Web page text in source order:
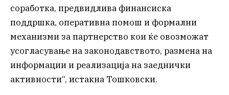
соработка, предвидлива финансиска
поддршка, оперативна помош и формални
механизми за партнерство кои ќе овозможат
усогласување на законодавството, размена на
информации и реализација на заеднички
активности“, истакна Тошковски.